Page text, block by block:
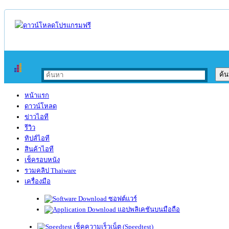
หน้าแรก
ดาวน์โหลด
ข่าวไอที
รีวิว
ทิปส์ไอที
สินค้าไอที
เช็ครอบหนัง
รวมคลิป Thaiware
เครื่องมือ
ซอฟต์แวร์
แอปพลิเคชันบนมือถือ
เช็คความเร็วเน็ต (Speedtest)